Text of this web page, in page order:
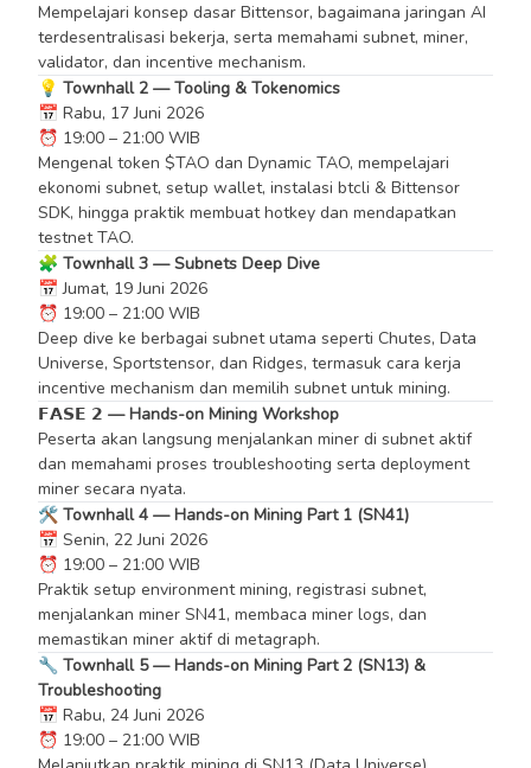
Mempelajari konsep dasar Bittensor, bagaimana jaringan AI
terdesentralisasi bekerja, serta memahami subnet, miner,
validator, dan incentive mechanism.
💡 Townhall 2 — Tooling & Tokenomics
📅 Rabu, 17 Juni 2026
⏰ 19:00 – 21:00 WIB
Mengenal token $TAO dan Dynamic TAO, mempelajari
ekonomi subnet, setup wallet, instalasi btcli & Bittensor
SDK, hingga praktik membuat hotkey dan mendapatkan
testnet TAO.
🧩 Townhall 3 — Subnets Deep Dive
📅 Jumat, 19 Juni 2026
⏰ 19:00 – 21:00 WIB
Deep dive ke berbagai subnet utama seperti Chutes, Data
Universe, Sportstensor, dan Ridges, termasuk cara kerja
incentive mechanism dan memilih subnet untuk mining.
𝗙𝗔𝗦𝗘 𝟮 — Hands-on Mining Workshop
Peserta akan langsung menjalankan miner di subnet aktif
dan memahami proses troubleshooting serta deployment
miner secara nyata.
🛠️ Townhall 4 — Hands-on Mining Part 1 (SN41)
📅 Senin, 22 Juni 2026
⏰ 19:00 – 21:00 WIB
Praktik setup environment mining, registrasi subnet,
menjalankan miner SN41, membaca miner logs, dan
memastikan miner aktif di metagraph.
🔧 Townhall 5 — Hands-on Mining Part 2 (SN13) &
Troubleshooting
📅 Rabu, 24 Juni 2026
⏰ 19:00 – 21:00 WIB